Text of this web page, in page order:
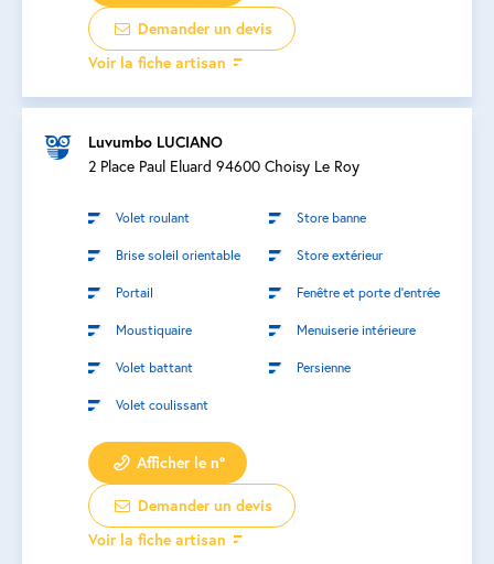
Demander un devis
Voir la fiche artisan
Luvumbo LUCIANO
2 Place Paul Eluard 94600 Choisy Le Roy
Volet roulant Store banne
Brise soleil orientable Store extérieur
Portail Fenêtre et porte d’entrée
Moustiquaire Menuiserie intérieure
Volet battant Persienne
Volet coulissant
Afficher le n°
Demander un devis
Voir la fiche artisan